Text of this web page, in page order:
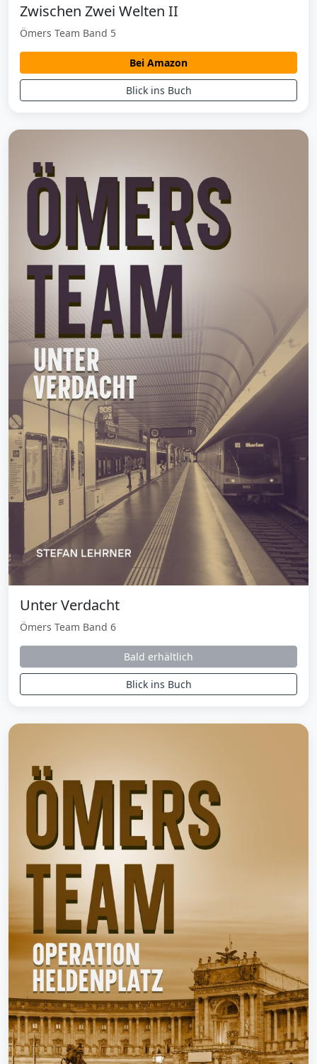
Zwischen Zwei Welten II
Ömers Team Band 5
Bei Amazon
Blick ins Buch
Unter Verdacht
Ömers Team Band 6
Bald erhältlich
Blick ins Buch